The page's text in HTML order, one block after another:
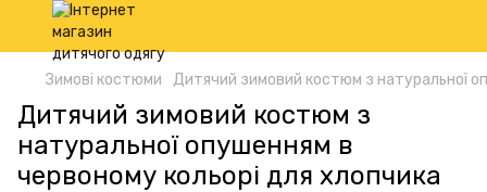
Зимові костюми Дитячий зимовий костюм з натуральної
Дитячий зимовий костюм з
натуральної опушенням в
червоному кольорі для хлопчика